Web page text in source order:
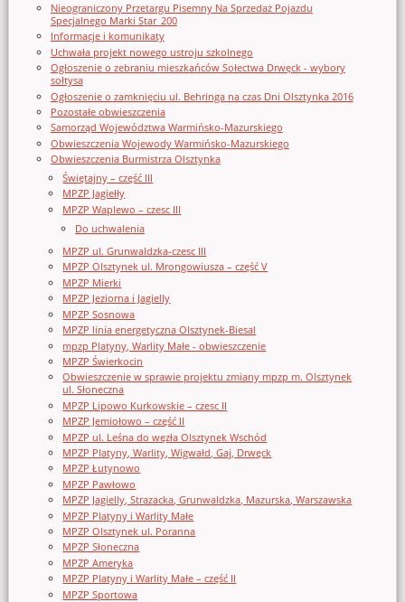
Nieograniczony Przetargu Pisemny Na Sprzedaż Pojazdu
Specjalnego Marki Star_200
Informacje i komunikaty
Uchwała projekt nowego ustroju szkolnego
Ogłoszenie o zebraniu mieszkańców Sołectwa Drwęck - wybory
sołtysa
Ogłoszenie o zamknięciu ul. Behringa na czas Dni Olsztynka 2016
Pozostałe obwieszczenia
Samorząd Województwa Warmińsko-Mazurskiego
Obwieszczenia Wojewody Warmińsko-Mazurskiego
Obwieszczenia Burmistrza Olsztynka
Świętajny – część III
MPZP Jagiełły
MPZP Waplewo – czesc III
Do uchwalenia
MPZP ul. Grunwaldzka-czesc III
MPZP Olsztynek ul. Mrongowiusza – część V
MPZP Mierki
MPZP Jeziorna i Jagielly
MPZP Sosnowa
MPZP linia energetyczna Olsztynek-Biesal
mpzp Platyny, Warlity Małe - obwieszczenie
MPZP Świerkocin
Obwieszczenie w sprawie projektu zmiany mpzp m. Olsztynek
ul. Słoneczna
MPZP Lipowo Kurkowskie – czesc II
MPZP Jemiołowo – część II
MPZP ul. Leśna do węzła Olsztynek Wschód
MPZP Platyny, Warlity, Wigwałd, Gaj, Drwęck
MPZP Łutynowo
MPZP Pawłowo
MPZP Jagielly, Strazacka, Grunwaldzka, Mazurska, Warszawska
MPZP Platyny i Warlity Małe
MPZP Olsztynek ul. Poranna
MPZP Słoneczna
MPZP Ameryka
MPZP Platyny i Warlity Małe – część II
MPZP Sportowa